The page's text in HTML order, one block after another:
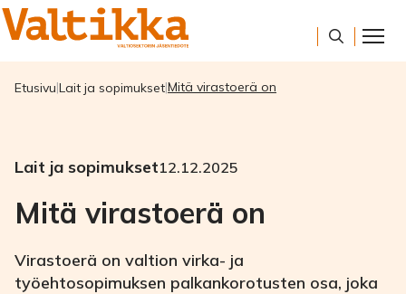
Etusivu Lait ja sopimuksetMitä virastoerä on
Lait ja sopimukset12.12.2025
Mitä virastoerä on
Virastoerä on valtion virka- ja
työehtosopimuksen palkankorotusten osa, joka